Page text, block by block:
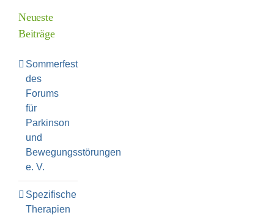
Neueste
Beiträge
Sommerfest
des
Forums
für
Parkinson
und
Bewegungsstörungen
e. V.
Spezifische
Therapien